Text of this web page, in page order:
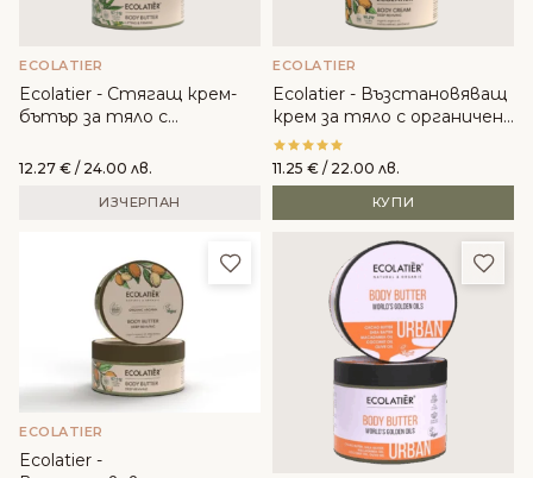
ECOLATIER
Ecolatier - Стягащ крем-
бътър за тяло с
12.27 € / 24.00 лв.
ИЗЧЕРПАН
ECOLATIER
Ecolatier - Възстановяващ
крем за тяло с органичен
арган
11.25 € / 22.00 лв.
КУПИ
Добави в любими
ECOLATIER
Ecolatier -